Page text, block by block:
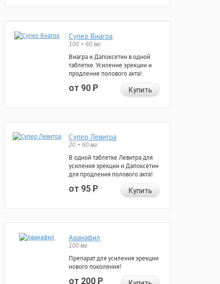
Супер Виагра
100 + 60 мг
Виагра и Дапоксетин в одной
таблетке. Усиление эрекции и
продление полового акта!
от 90Р Купить
Супер Левитра
20 + 60 мг
В одной таблетке Левитра для
усиления эрекции и Дапоксетин
для продления полового акта!
от 95Р Купить
Аванафил
100 мг
Препарат для усиления эрекции
нового поколения!
от 200Р